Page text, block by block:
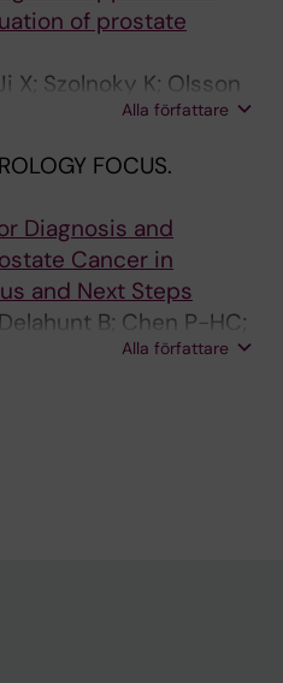
of prostate
X; Szolnoky K; Olsson
M; Hotakainen
KD; Ulhoi BP;
Eklund M
Alla författare
FOCUS.
Diagnosis and
Cancer in
and Next Steps
B; Chen P-HC;
Ji X; Mulliqi N;Alla författare